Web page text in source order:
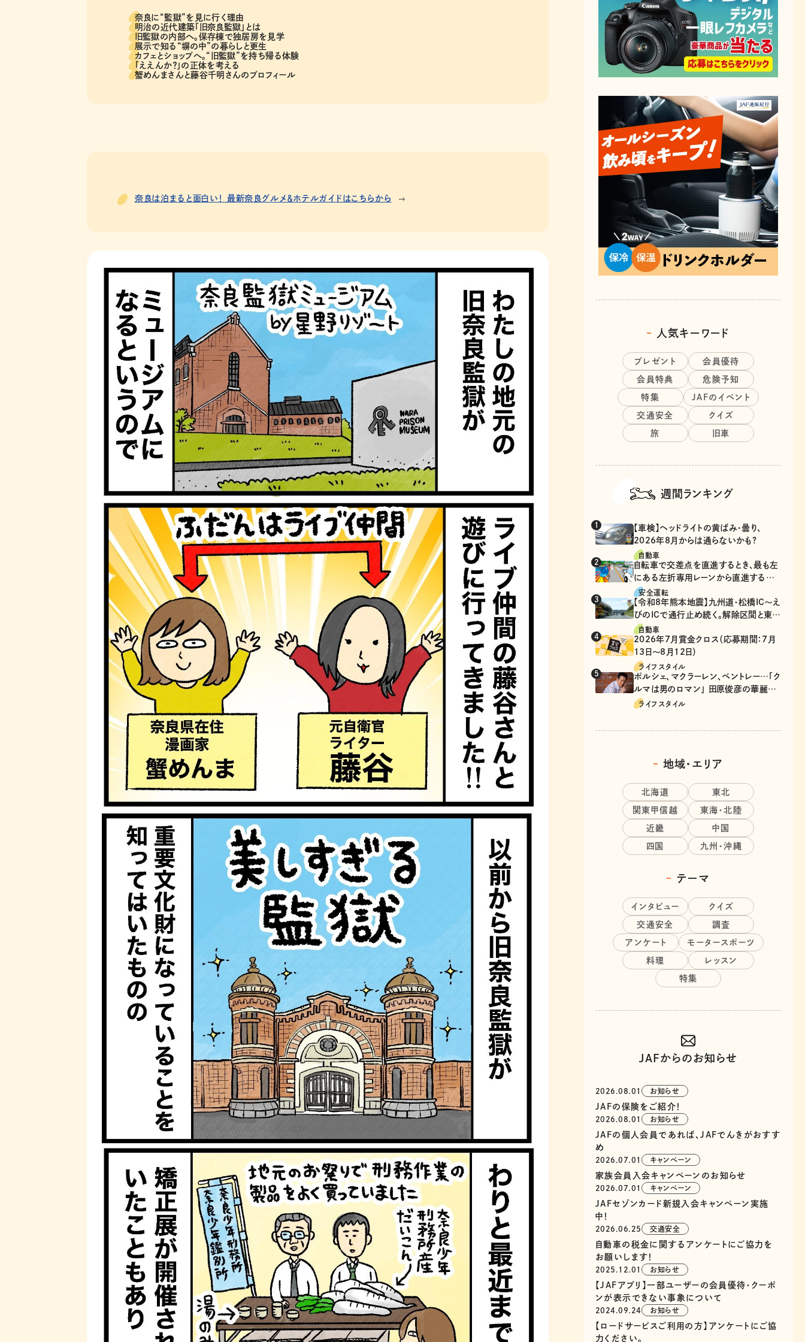
奈良に“監獄”を見に行く理由
明治の近代建築「旧奈良監獄」とは
旧監獄の内部へ。保存棟で独居房を見学
展示で知る“塀の中”の暮らしと更生
カフェとショップへ。“旧監獄”を持ち帰る体験
「ええんか？」の正体を考える
蟹めんまさんと藤谷千明さんのプロフィール
奈良は泊まると面白い！ 最新奈良グルメ＆ホテルガイドはこちらから
人気キーワード
プレゼント 会員優待
会員特典 危険予知
特集 JAFのイベント
交通安全 クイズ
旅 旧車
週間ランキング
【車検】ヘッドライトの黄ばみ・曇り、
2026年8月からは通らないかも?
自動車
自転車で交差点を直進するとき、最も左
にある左折専用レーンから直進するの
は、違反？
安全運転
【令和8年熊本地震】九州道・松橋IC～え
びのICで通行止め続く。解除区間と東九
州道の迂回ルート
自動車
2026年7月賞金クロス（応募期間：7月
13日～8月12日）
ライフスタイル
ポルシェ、マクラーレン、ベントレー…「ク
ルマは男のロマン」 田原俊彦の華麗な
る愛車遍歴
ライフスタイル
地域・エリア
北海道 東北
関東甲信越 東海・北陸
近畿 中国
四国 九州・沖縄
テーマ
インタビュー クイズ
交通安全 調査
アンケート モータースポーツ
料理 レッスン
特集
JAFからのお知らせ
2026.08.01 お知らせ
JAFの保険をご紹介！
2026.08.01 お知らせ
JAFの個人会員であれば、JAFでんきがおすす
め
2026.07.01 キャンペーン
家族会員入会キャンペーンのお知らせ
2026.07.01 キャンペーン
JAFセゾンカード新規入会キャンペーン実施
中！
2026.06.25 交通安全
自動車の税金に関するアンケートにご協力を
お願いします！
2025.12.01 お知らせ
【JAFアプリ】一部ユーザーの会員優待・クーポ
ンが表示できない事象について
2024.09.24 お知らせ
【ロードサービスご利用の方】アンケートにご協
力ください。